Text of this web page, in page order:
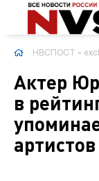
НВСПОСТ »
Актер
в
артистов